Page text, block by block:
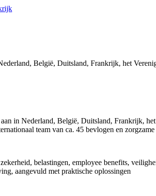
België, Duitsland, Frankrijk, het
in Nederland, België, Duitsland, Frankrijk,
team van ca. 45 bevlogen en zorgzame
belastingen, employee benefits,
aangevuld met praktische oplossingen